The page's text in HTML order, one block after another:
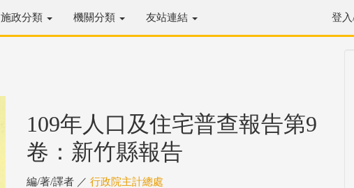
施政分類 機關分類 友站連結 登
109年人口及住宅普查報告第9
卷：新竹縣報告
編/著/譯者 ／ 行政院主計總處